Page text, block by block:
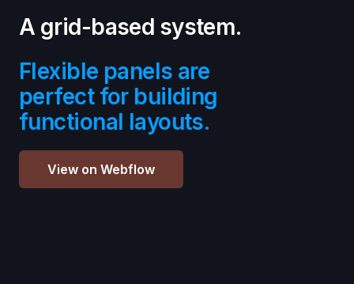
A grid-based system.
Flexible panels are
perfect for building
functional layouts.
View on Webflow